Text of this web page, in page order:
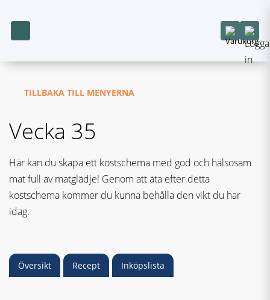
TILLBAKA TILL MENYERNA
Vecka 35
Här kan du skapa ett kostschema med god och hälsosam
mat full av matglädje! Genom att äta efter detta
kostschema kommer du kunna behålla den vikt du har
idag.
Översikt Recept Inköpslista